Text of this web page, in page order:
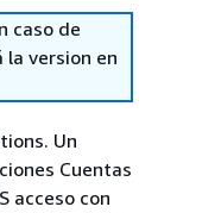
caso de
version en
Un
Cuentas
acceso con